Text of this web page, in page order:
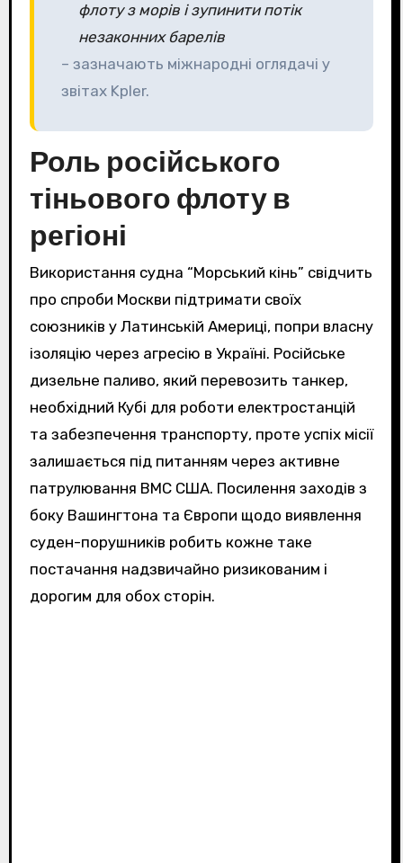
флоту з морів і зупинити потік
незаконних барелів
– зазначають міжнародні оглядачі у
звітах Kpler.
Роль російського
тіньового флоту в
регіоні
Використання судна “Морський кінь” свідчить
про спроби Москви підтримати своїх
союзників у Латинській Америці, попри власну
ізоляцію через агресію в Україні. Російське
дизельне паливо, який перевозить танкер,
необхідний Кубі для роботи електростанцій
та забезпечення транспорту, проте успіх місії
залишається під питанням через активне
патрулювання ВМС США. Посилення заходів з
боку Вашингтона та Європи щодо виявлення
суден-порушників робить кожне таке
постачання надзвичайно ризикованим і
дорогим для обох сторін.